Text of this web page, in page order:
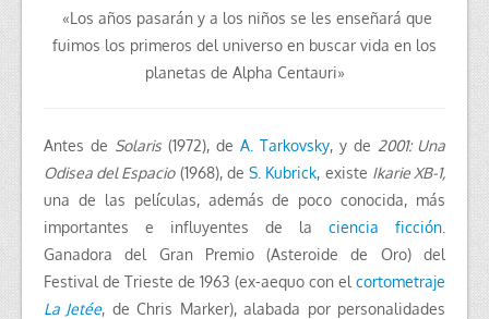
«Los años pasarán y a los niños se les enseñará que
fuimos los primeros del universo en buscar vida en los
planetas de Alpha Centauri»
Antes de Solaris (1972), de A. Tarkovsky, y de 2001: Una
Odisea del Espacio(1968), deS. Kubrick, existe Ikarie XB-1,
una de las películas, además de poco conocida, más
importantes e influyentes de la ciencia ficción
Ganadora del Gran Premio (Asteroide de Oro) del
Festival de Trieste de 1963 (ex-aequo con el cortometraje
La Jetée, de Chris Marker), alabada por personalidades